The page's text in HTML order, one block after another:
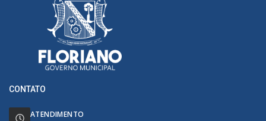
CONTATO
ATENDIMENTO